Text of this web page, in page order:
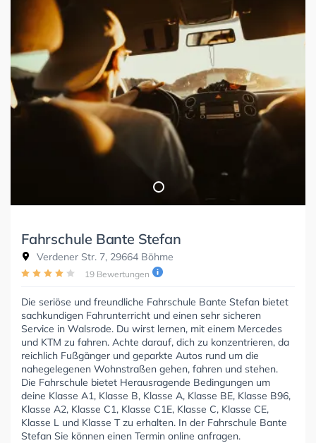
Fahrschule Bante Stefan
Verdener Str. 7, 29664 Böhme
19 Bewertungen
Die seriöse und freundliche Fahrschule Bante Stefan bietet
sachkundigen Fahrunterricht und einen sehr sicheren
Service in Walsrode. Du wirst lernen, mit einem Mercedes
und KTM zu fahren. Achte darauf, dich zu konzentrieren, da
reichlich Fußgänger und geparkte Autos rund um die
nahegelegenen Wohnstraßen gehen, fahren und stehen.
Die Fahrschule bietet Herausragende Bedingungen um
deine Klasse A1, Klasse B, Klasse A, Klasse BE, Klasse B96,
Klasse A2, Klasse C1, Klasse C1E, Klasse C, Klasse CE,
Klasse L und Klasse T zu erhalten. In der Fahrschule Bante
Stefan Sie können einen Termin online anfragen.